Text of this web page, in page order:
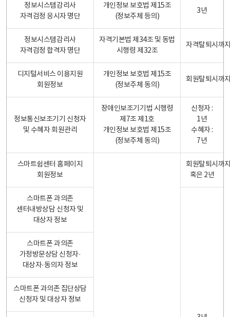
정보시스템감리사
자격검정 응시자 명단
개인정보 보호법 제15조
(정보주체 등의)
3년
정보시스템감리사
자격검정 합격자 명단
자격기본법 제34조 및 동법
시행령 제32조
자격탈퇴시까
디지털서비스 이용지원
회원정보
개인정보 보호법 제15조
(정보주체 동의)
회원탈퇴시까
정보통신보조기기 신청자
및 수혜자 회원관리
장애인보조기기법 시행령
제7조 제1호
개인정보 보호법 제15조
(정보주체 동의)
신청자 :
1년
수혜자 :
7년
스마트쉼센터 홈페이지
회원정보
회원탈퇴시까
혹은 2년
스마트폰 과의존
센터내방상담 신청자 및
대상자 정보
스마트폰 과의존
가정방문상담 신청자·
대상자·동의자 정보
스마트폰 과의존 집단상담
신청자 및 대상자 정보